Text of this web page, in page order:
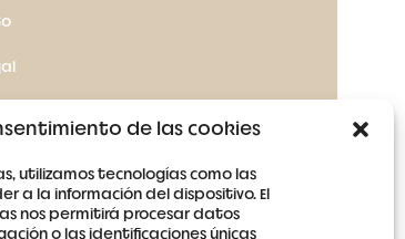
de las cookies
utilizamos tecnologías como las
a la información del dispositivo. El
nos permitirá procesar datos
o las identificaciones únicas
privacidad